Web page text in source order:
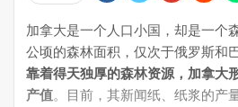
加拿大是一个人口小国，却是一个
公顷的森林面积，仅次于俄罗斯和
靠着得天独厚的森林资源，加拿大
产值。目前，其新闻纸、纸浆的产